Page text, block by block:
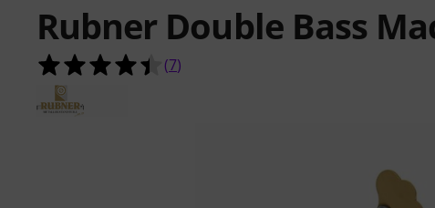
Rubner Double Bass
4.4 av 5 stjärnor från 7 kundbetyg
(7)